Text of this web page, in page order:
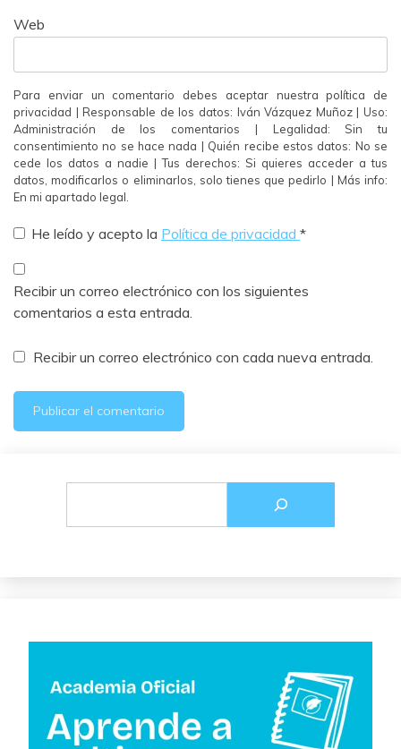
Web
Para enviar un comentario debes aceptar nuestra política de
privacidad | Responsable de los datos: Iván Vázquez Muñoz | Uso:
Administración de los comentarios | Legalidad: Sin tu
consentimiento no se hace nada | Quién recibe estos datos: No se
cede los datos a nadie | Tus derechos: Si quieres acceder a tus
datos, modificarlos o eliminarlos, solo tienes que pedirlo | Más info:
En mi apartado legal.
He leído y acepto la Política de privacidad *
Recibir un correo electrónico con los siguientes
comentarios a esta entrada.
Recibir un correo electrónico con cada nueva entrada.